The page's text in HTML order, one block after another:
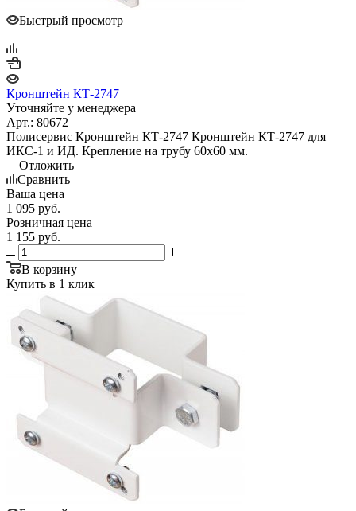
Быстрый просмотр
Кронштейн КТ-2747
Уточняйте у менеджера
Арт.: 80672
Полисервис Кронштейн КТ-2747 Кронштейн КТ-2747 для
ИКС-1 и ИД. Крепление на трубу 60х60 мм.
Отложить
Сравнить
Ваша цена
1 095 руб.
Розничная цена
1 155 руб.
В корзину
Купить в 1 клик